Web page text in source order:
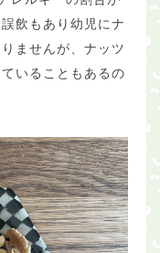
飲もあり幼児にナ
ませんが、ナッツ
いることもあるの